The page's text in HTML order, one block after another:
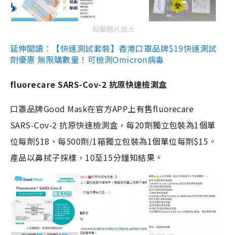
點擊圖片放大
延伸閱讀：【快速測試套裝】香港口罩品牌$19快速測試
劑優惠 無限購數量！可檢測Omicron病毒
fluorecare SARS-Cov-2 抗原快速檢測盒
口罩品牌Good Mask在官方APP上有售fluorecare
SARS-Cov-2 抗原快速檢測盒，每20劑獨立包裝為1個單
位每劑$18、每500劑/1箱獨立包裝為1個單位每劑$15。
產品以鼻拭子採樣，10至15分鐘知結果。